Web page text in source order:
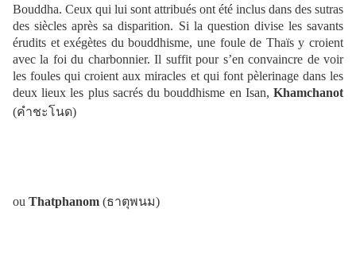
Bouddha. Ceux qui lui sont attribués ont été inclus dans des sutras
des siècles après sa disparition. Si la question divise les savants
érudits et exégètes du bouddhisme, une foule de Thaïs y croient
avec la foi du charbonnier. Il suffit pour s’en convaincre de voir
les foules qui croient aux miracles et qui font pèlerinage dans les
deux lieux les plus sacrés du bouddhisme en Isan, Khamchanot
(คำชะโนด)
ou Thatphanom (ธาตุพนม)